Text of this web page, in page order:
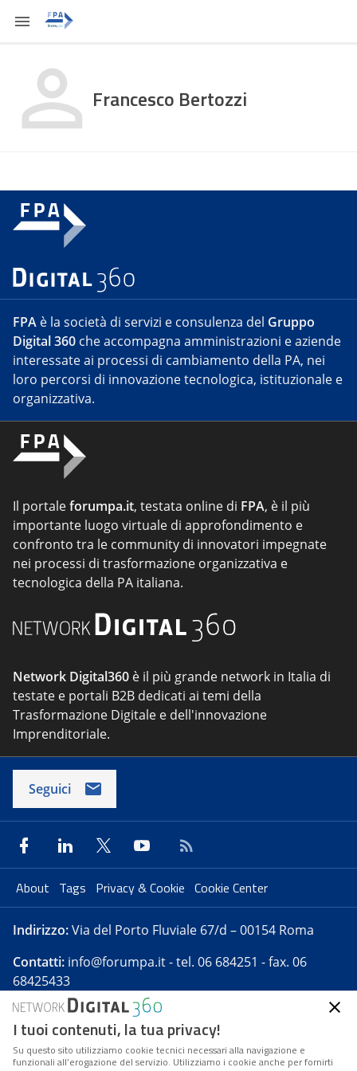
Francesco Bertozzi
FPA è la società di servizi e consulenza del Gruppo
Digital 360 che accompagna amministrazioni e aziende
interessate ai processi di cambiamento della PA, nei
loro percorsi di innovazione tecnologica, istituzionale e
organizzativa.
Il portaleforumpa.it, testata online di FPA, è il più
importante luogo virtuale di approfondimento e
confronto tra le community di innovatori impegnate
nei processi di trasformazione organizzativa e
tecnologica della PA italiana.
Network Digital360 è il più grande network in Italia di
testate e portali B2B dedicati ai temi della
Trasformazione Digitale e dell'innovazione
Imprenditoriale.
Seguici
About Tags Privacy & Cookie Cookie Center
Indirizzo:Via del Porto Fluviale 67/d – 00154 Roma
Contatti: info@forumpa.it- tel. 06 684251 - fax. 06
68425433
Forumpa.itè una pubblicazione telematica iscritta
presso Registro della stampa del Tribunale di Roma -
Reg. n. 182 del 2 maggio 2008 - Direttore resp. Michela
I tuoi contenuti, la tua privacy!
Su questo sito utilizziamo cookie tecnici necessari alla navigazione e
funzionali all’erogazione del servizio. Utilizziamo i cookie anche per fornirti